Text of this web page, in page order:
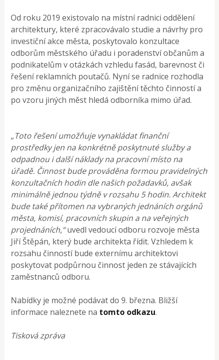
Od roku 2019 existovalo na místní radnici oddělení
architektury, které zpracovávalo studie a návrhy pro
investiční akce města, poskytovalo konzultace
odborům městského úřadu i poradenství občanům a
podnikatelům v otázkách vzhledu fasád, barevnost či
řešení reklamních poutačů. Nyní se radnice rozhodla
pro změnu organizačního zajištění těchto činností a
po vzoru jiných měst hledá odborníka mimo úřad.
„Toto řešení umožňuje vynakládat finanční
prostředky jen na konkrétně poskytnuté služby a
odpadnou i další náklady na pracovní místo na
úřadě. Činnost bude prováděna formou pravidelných
konzultačních hodin dle našich požadavků, avšak
minimálně jednou týdně v rozsahu 5 hodin. Architekt
bude také přítomen na vybraných jednáních orgánů
města, komisí, pracovních skupin a na veřejných
projednáních,“uvedl vedoucí odboru rozvoje města
Jiří Štěpán, který bude architekta řídit. Vzhledem k
rozsahu činností bude externímu architektovi
poskytovat podpůrnou činnost jeden ze stávajících
zaměstnanců odboru.
Nabídky je možné podávat do 9. března. Bližší
informace naleznete na tomto odkazu.
Tisková zpráva